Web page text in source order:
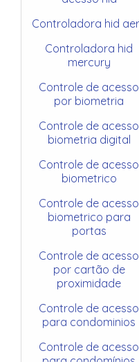
Controladora hid
Controladora hid
mercury
Controle de acesso
por biometria
Controle de acesso
biometria digital
Controle de acesso
biometrico
Controle de acesso
biometrico para
portas
Controle de acesso
por cartão de
proximidade
Controle de acesso
para condominios
Controle de acesso